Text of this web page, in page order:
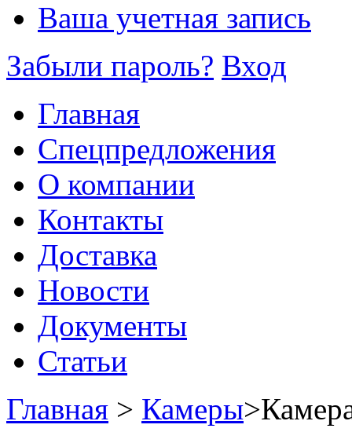
Ваша учетная запись
Забыли пароль? Вход
Главная
Спецпредложения
О компании
Контакты
Доставка
Новости
Документы
Статьи
Главная > Камеры>